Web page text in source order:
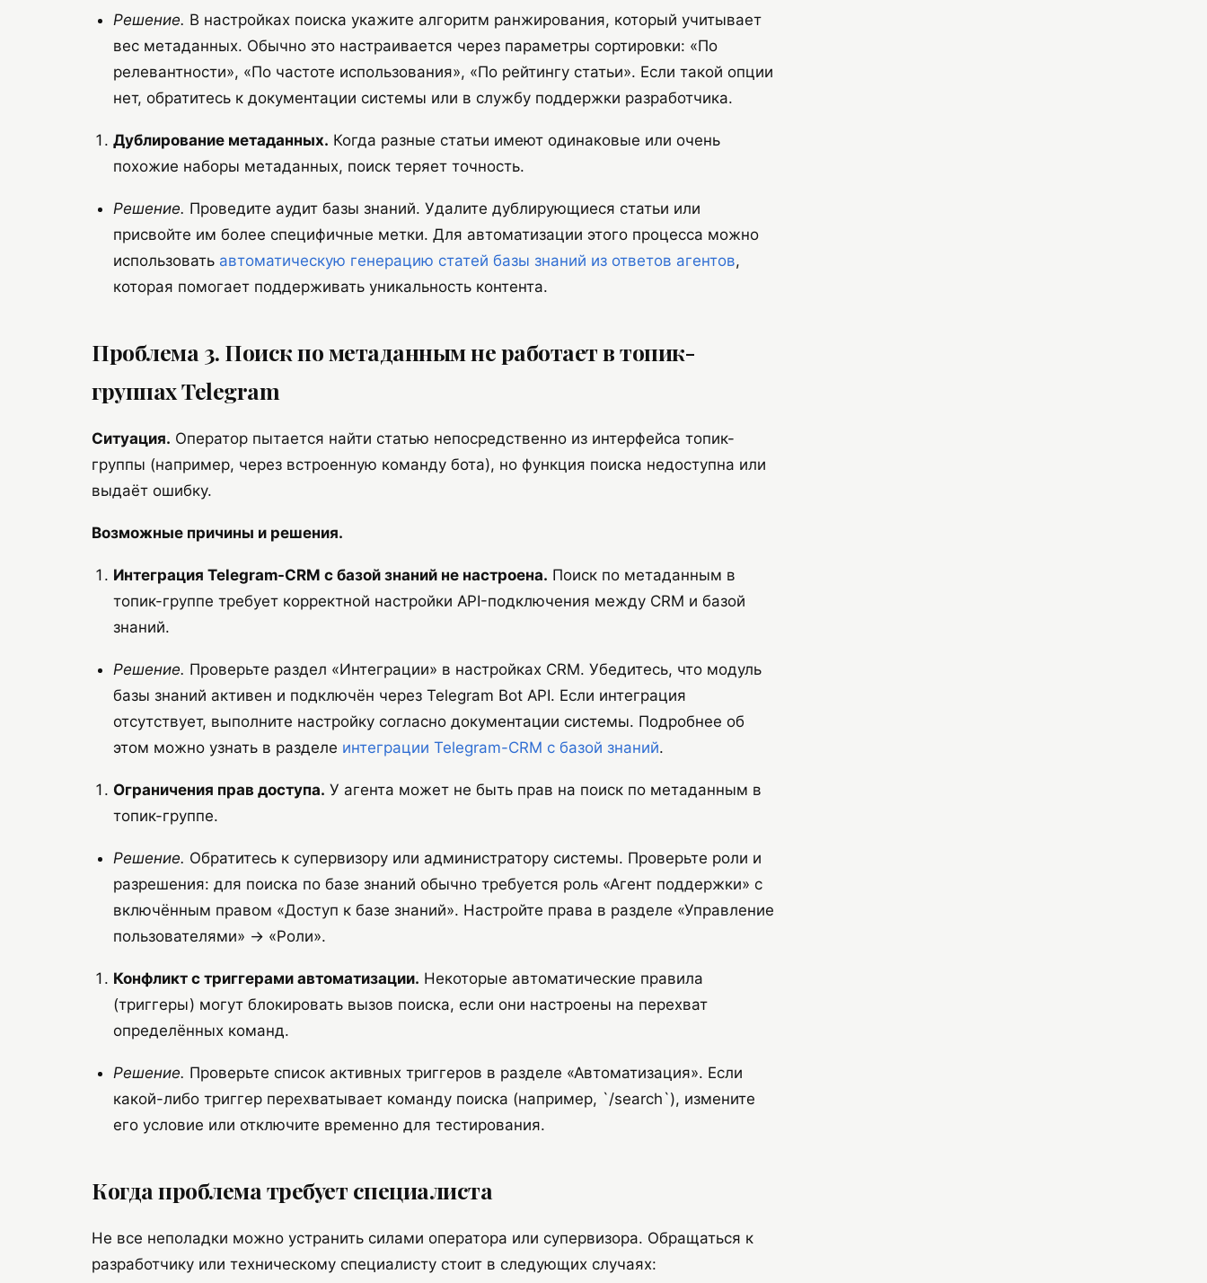
Решение. В настройках поиска укажите алгоритм ранжирования, который учитывает
вес метаданных. Обычно это настраивается через параметры сортировки: «По
релевантности», «По частоте использования», «По рейтингу статьи». Если такой опции
нет, обратитесь к документации системы или в службу поддержки разработчика.
Дублирование метаданных. Когда разные статьи имеют одинаковые или очень
похожие наборы метаданных, поиск теряет точность.
Решение. Проведите аудит базы знаний. Удалите дублирующиеся статьи или
присвойте им более специфичные метки. Для автоматизации этого процесса можно
использовать автоматическую генерацию статей базы знаний из ответов агентов,
которая помогает поддерживать уникальность контента.
Проблема 3. Поиск по метаданным не работает в топик-
группах Telegram
Ситуация. Оператор пытается найти статью непосредственно из интерфейса топик-
группы (например, через встроенную команду бота), но функция поиска недоступна или
выдаёт ошибку.
Возможные причины и решения.
Интеграция Telegram-CRM с базой знаний не настроена. Поиск по метаданным в
топик-группе требует корректной настройки API-подключения между CRM и базой
знаний.
Решение. Проверьте раздел «Интеграции» в настройках CRM. Убедитесь, что модуль
базы знаний активен и подключён через Telegram Bot API. Если интеграция
отсутствует, выполните настройку согласно документации системы. Подробнее об
этом можно узнать в разделе интеграции Telegram-CRM с базой знаний.
Ограничения прав доступа. У агента может не быть прав на поиск по метаданным в
топик-группе.
Решение. Обратитесь к супервизору или администратору системы. Проверьте роли и
разрешения: для поиска по базе знаний обычно требуется роль «Агент поддержки» с
включённым правом «Доступ к базе знаний». Настройте права в разделе «Управление
пользователями» → «Роли».
Конфликт с триггерами автоматизации. Некоторые автоматические правила
(триггеры) могут блокировать вызов поиска, если они настроены на перехват
определённых команд.
Решение. Проверьте список активных триггеров в разделе «Автоматизация». Если
какой-либо триггер перехватывает команду поиска (например, `/search`), измените
его условие или отключите временно для тестирования.
Когда проблема требует специалиста
Не все неполадки можно устранить силами оператора или супервизора. Обращаться к
разработчику или техническому специалисту стоит в следующих случаях: